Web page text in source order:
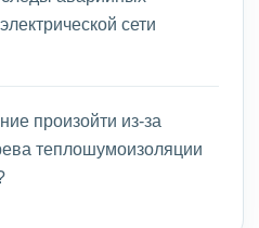
сети
произойти из-за
теплошумоизоляции